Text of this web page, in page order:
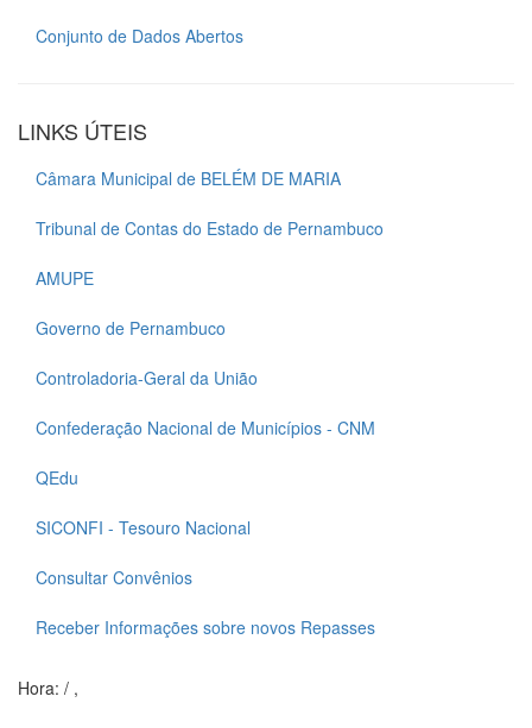
Conjunto de Dados Abertos
LINKS ÚTEIS
Câmara Municipal de BELÉM DE MARIA
Tribunal de Contas do Estado de Pernambuco
AMUPE
Governo de Pernambuco
Controladoria-Geral da União
Confederação Nacional de Municípios - CNM
QEdu
SICONFI - Tesouro Nacional
Consultar Convênios
Receber Informações sobre novos Repasses
Hora: / ,